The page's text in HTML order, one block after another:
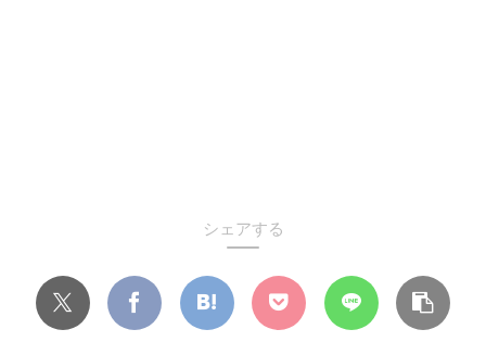
シェアする